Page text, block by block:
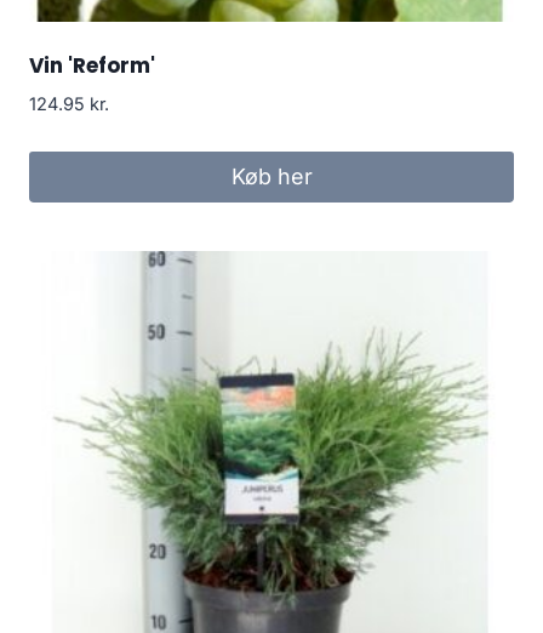
Vin 'Reform'
124.95 kr.
Køb her